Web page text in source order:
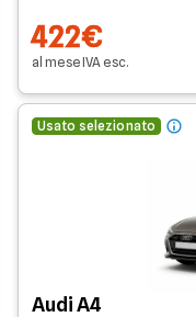
422€
al meseIVA esc.
Usato selezionato
Audi A4